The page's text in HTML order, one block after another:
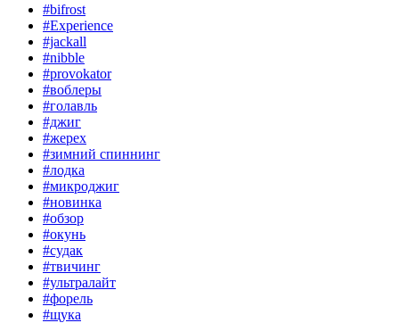
#bifrost
#Experience
#jackall
#nibble
#provokator
#воблеры
#голавль
#джиг
#жерех
#зимний спиннинг
#лодка
#микроджиг
#новинка
#обзор
#окунь
#судак
#твичинг
#ультралайт
#форель
#щука